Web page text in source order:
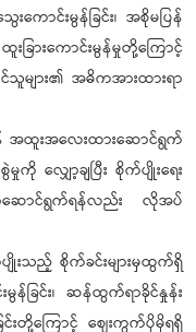
းကောင်းမွန်ခြင်း၊ အစိုမပြန်
ြားကောင်းမွန်မှုတို့ကြောင့်
များ၏ အဓိကအားထားရာ
အထူးအလေးထားဆောင်ရွက်
လျှော့ချပြီး စိုက်ပျိုးရေး
ဆောင်ရွက်ရန်လည်း လိုအပ်
ျိုးသည့် စိုက်ခင်းများမှထွက်ရှိ
န်ခြင်း၊ ဆန်ထွက်ရာခိုင်နှုန်း
င်းတို့ကြောင့် ဈေးကွက်ပိုမိုရရှိ